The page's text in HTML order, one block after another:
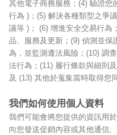
其他電子商務服務；(4) 驗證您
行為 )；(5) 解決各種類型之爭
議等 )； (6) 增進安全交易行為
品、服務及更新；(9) 偵測並保
為，並監測遵法風險；(10) 調
法行為；(11) 履行條款與細則
及 (13) 其他於蒐集當時取得您
我們如何使用個人資料
我們可能會將您提供的資訊用於
向您發送促銷內容或其他通信;